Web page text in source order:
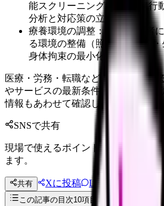
能スクリーニング、BPSD（行
分析と対応策の立案
療養環境の調整： 認知症患者
る環境の整備（照明・音環境・
身体拘束の最小化
医療・労務・転職など判断に影響す
やサービスの最新条件は公的機関・
情報もあわせて確認してください。
SNSで共有
現場で使えるポイントを、同僚やあ
ます。
共有 Xに投稿 LINE
投稿文コピ
この記事の目次10項目